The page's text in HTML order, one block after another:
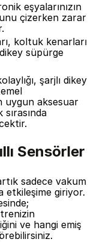
eşyalarınızın
çizerken zarar
koltuk kenarları
süpürge
şarjlı dikey
uygun aksesuar
Sensörler
sadece vakum
etkileşime giriyor.
ve hangi emiş